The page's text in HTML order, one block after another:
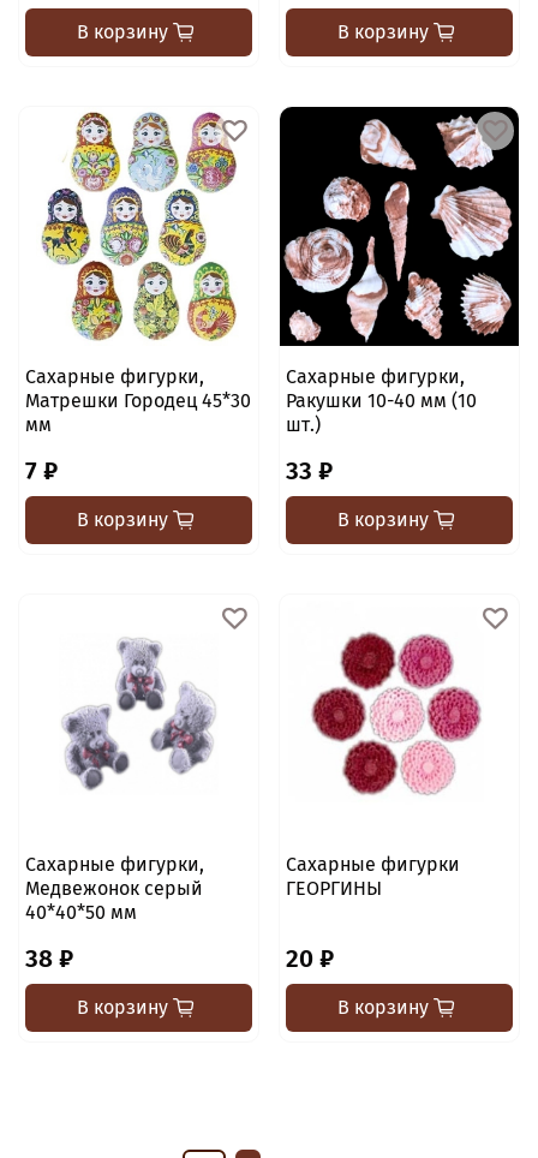
В корзину В корзину
Сахарные фигурки,
Матрешки Городец 45*30
мм
7 ₽
В корзину
Сахарные фигурки,
Ракушки 10-40 мм (10
шт.)
33 ₽
В корзину
Сахарные фигурки,
Медвежонок серый
40*40*50 мм
38 ₽
В корзину
Сахарные фигурки
ГЕОРГИНЫ
20 ₽
В корзину